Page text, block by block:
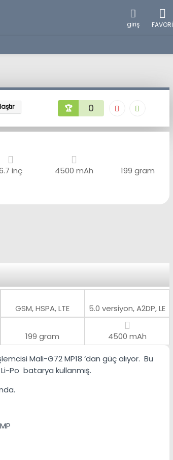
giriş FAVORİ
🏆 0
inç 4500 mAh 199 gram
GSM, HSPA, LTE 5.0 versiyon, A2DP, LE
199 gram 4500 mAh
Mali-G72 MP18 ‘dan güç alıyor. Bu
Li-Po batarya kullanmış.